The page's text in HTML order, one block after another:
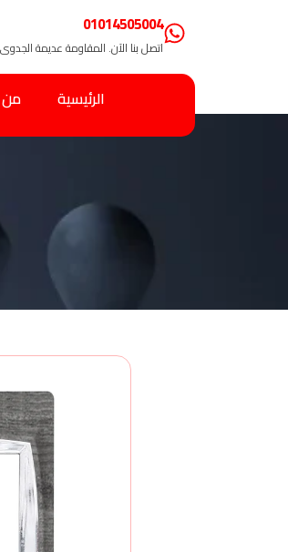
01014505004
اتصل بنا الآن. المقاومة عديمة
الرئيسية